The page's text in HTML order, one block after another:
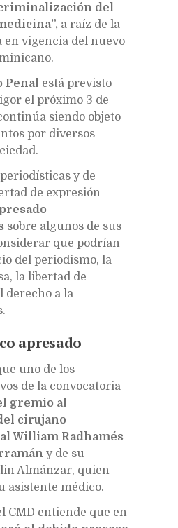
del
a raíz de la
vigencia del nuevo
Penal está previsto
el próximo 3 de
siendo objeto
por diversos
y de
de expresión
sobre algunos de sus
que podrían
del periodismo, la
la libertad de
derecho a la
apresado
uno de los
de la convocatoria
gremio al
cirujano
William Radhamés
y de su
Almánzar, quien
asistente médico.
CMD entiende que en